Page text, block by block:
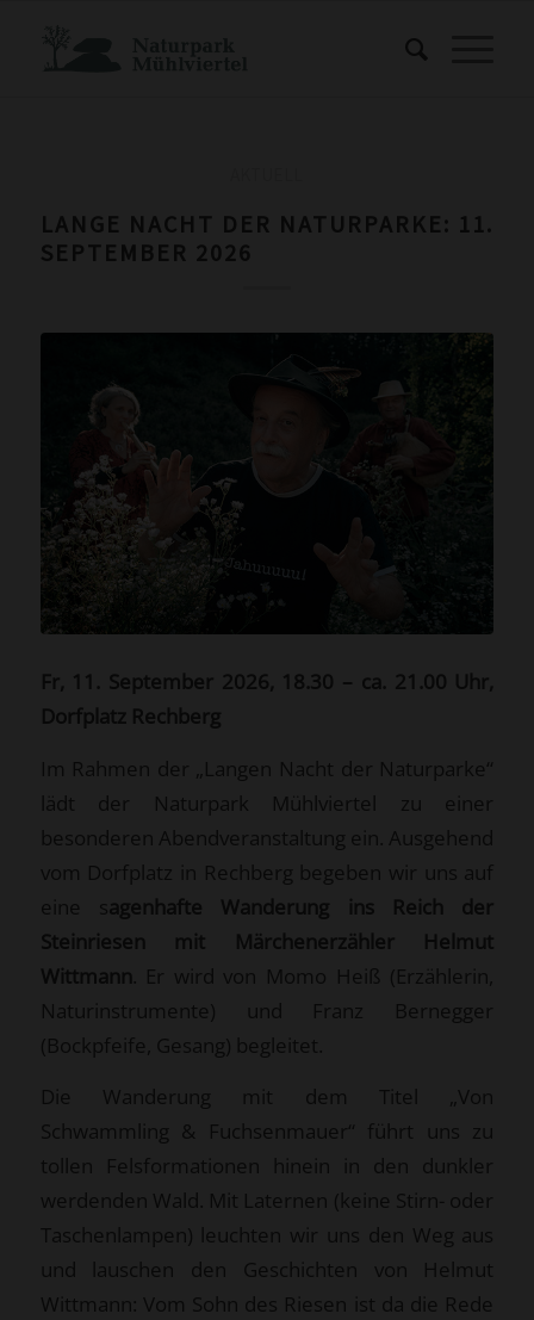
LANGE NACHT DER NATURPARKE: 11.
SEPTEMBER 2026
Fr, 11. September 2026, 18.30 – ca. 21.00 Uhr,
Dorfplatz Rechberg
Im Rahmen der „Langen Nacht der Naturparke“
lädt der Naturpark Mühlviertel zu einer
besonderen Abendveranstaltung ein. Ausgehend
vom Dorfplatz in Rechberg begeben wir uns auf
eine sagenhafte Wanderung ins Reich der
Steinriesen mit Märchenerzähler Helmut
Wittmann. Er wird von Momo Heiß (Erzählerin,
Naturinstrumente) und Franz Bernegger
(Bockpfeife, Gesang) begleitet.
Die Wanderung mit dem Titel „Von
Schwammling & Fuchsenmauer“ führt uns zu
tollen Felsformationen hinein in den dunkler
werdenden Wald. Mit Laternen (keine Stirn- oder
Taschenlampen) leuchten wir uns den Weg aus
und lauschen den Geschichten von Helmut
Wittmann: Vom Sohn des Riesen ist da die Rede